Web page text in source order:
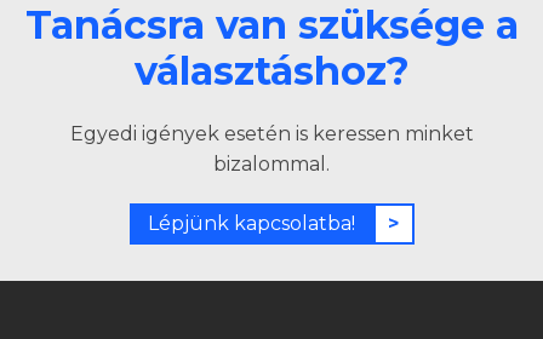
Tanácsra van szüksége a
választáshoz?
Egyedi igények esetén is keressen minket
bizalommal.
Lépjünk kapcsolatba!